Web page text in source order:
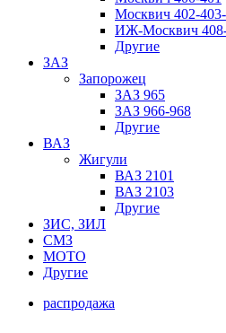
Москвич 402-
ИЖ-Москвич
Другие
ЗАЗ
Запорожец
ЗАЗ 965
ЗАЗ 966-968
Другие
ВАЗ
Жигули
ВАЗ 2101
ВАЗ 2103
Другие
ЗИС, ЗИЛ
СМЗ
МОТО
Другие
распродажа